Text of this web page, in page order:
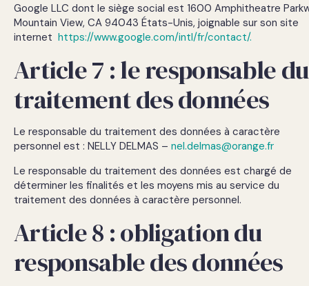
Google LLC dont le siège social est 1600 Amphitheatre
Mountain View, CA 94043 États-Unis, joignable sur son site
internet https://www.google.com/intl/fr/contact/.
Article 7 : le responsable du
traitement des données
Le responsable du traitement des données à caractère
personnel est : NELLY DELMAS – nel.delmas@orange.fr
Le responsable du traitement des données est chargé de
déterminer les finalités et les moyens mis au service du
traitement des données à caractère personnel.
Article 8 : obligation du
responsable des données